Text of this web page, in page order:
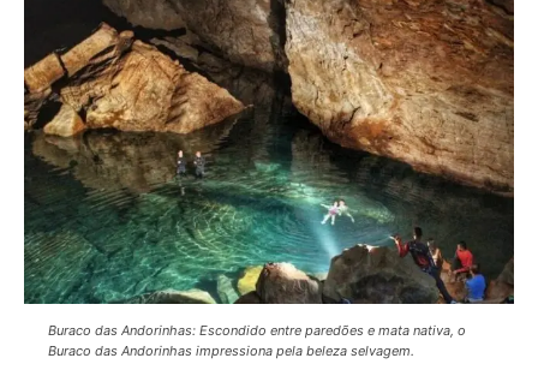
Buraco das Andorinhas: Escondido entre paredões e mata nativa, o
Buraco das Andorinhas impressiona pela beleza selvagem.